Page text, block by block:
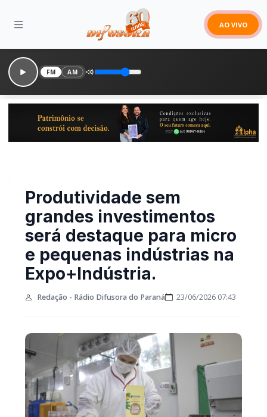
AO VIVO
FM AM
Produtividade sem
grandes investimentos
será destaque para micro
e pequenas indústrias na
Expo+Indústria.
Redação - Rádio Difusora do Paraná 23/06/2026 07:43